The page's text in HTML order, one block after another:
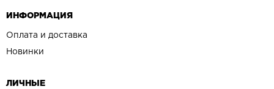
ИНФОРМАЦИЯ
Оплата и доставка
Новинки
ЛИЧНЫЕ